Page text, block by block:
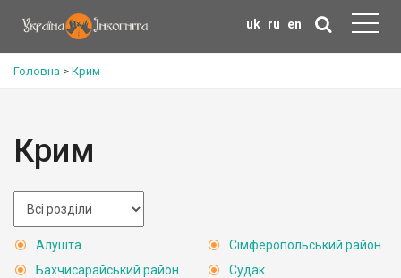
uk ru en
Головна > Крим
Крим
Алушта
Бахчисарайський район
Сімферопольський район
Судак